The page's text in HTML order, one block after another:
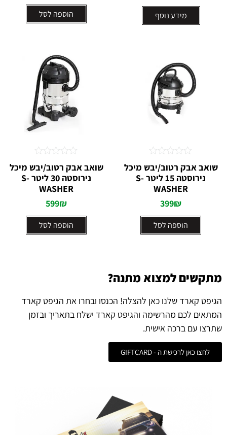
מידע נוסף הוספה לסל
שואב אבק רטוב/יבש מיכל
נירוסטה 15 ליטר S-
WASHER
399₪
הוספה לסל
0
מתוך
שואב אבק רטוב/יבש מיכל
נירוסטה 30 ליטר S-
WASHER
599₪
הוספה לסל
0
מתוך
מתקשים למצוא מתנה?
הגיפט קארד שלנו כאן להצלה! הכנסו ובחרו את הגיפט קארד
המתאים לכם מהרשימה והגיפט קארד ישלח בתאריך ובזמן
שתרצו עם ברכה אישית.
לחצו כאן לרכישת ה - GIFTCARD